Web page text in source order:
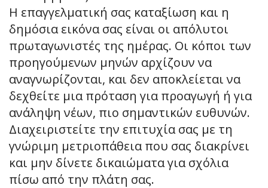
Η επαγγελματική σας καταξίωση και η
δημόσια εικόνα σας είναι οι απόλυτοι
πρωταγωνιστές της ημέρας. Οι κόποι των
προηγούμενων μηνών αρχίζουν να
αναγνωρίζονται, και δεν αποκλείεται να
δεχθείτε μια πρόταση για προαγωγή ή για
ανάληψη νέων, πιο σημαντικών ευθυνών.
Διαχειριστείτε την επιτυχία σας με τη
γνώριμη μετριοπάθεια που σας διακρίνει
και μην δίνετε δικαιώματα για σχόλια
πίσω από την πλάτη σας.